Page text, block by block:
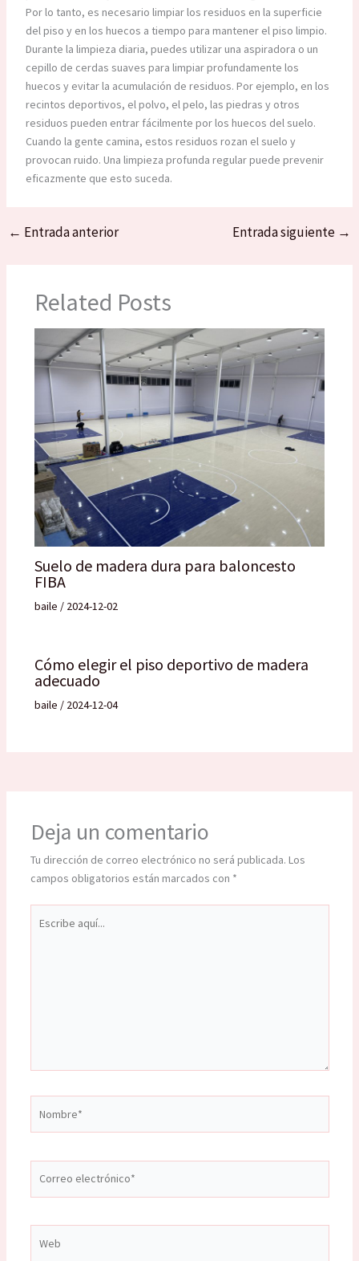
Por lo tanto, es necesario limpiar los residuos en la superficie
del piso y en los huecos a tiempo para mantener el piso limpio.
Durante la limpieza diaria, puedes utilizar una aspiradora o un
cepillo de cerdas suaves para limpiar profundamente los
huecos y evitar la acumulación de residuos. Por ejemplo, en los
recintos deportivos, el polvo, el pelo, las piedras y otros
residuos pueden entrar fácilmente por los huecos del suelo.
Cuando la gente camina, estos residuos rozan el suelo y
provocan ruido. Una limpieza profunda regular puede prevenir
eficazmente que esto suceda.
← Entrada anterior Entrada siguiente →
Related Posts
Suelo de madera dura para baloncesto
FIBA
baile / 2024-12-02
Cómo elegir el piso deportivo de madera
adecuado
baile / 2024-12-04
Deja un comentario
Tu dirección de correo electrónico no será publicada. Los
campos obligatorios están marcados con *
aquí...
electrónico*